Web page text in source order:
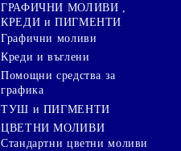
ГРАФИЧНИ МОЛИВИ ,
КРЕДИ и ПИГМЕНТИ
Графични моливи
Креди и въглени
Помощни средства за
графика
ТУШ и ПИГМЕНТИ
ЦВЕТНИ МОЛИВИ
Стандартни цветни моливи